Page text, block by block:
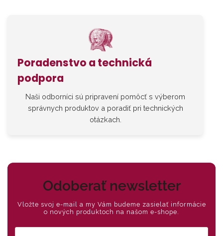
Poradenstvo a technická
podpora
Naši odborníci sú pripravení pomôcť s výberom
správnych produktov a poradiť pri technických
otázkach.
Odoberať newsletter
Vložte svoj e-mail a my Vám budeme zasielať informácie
o nových produktoch na našom e-shope.